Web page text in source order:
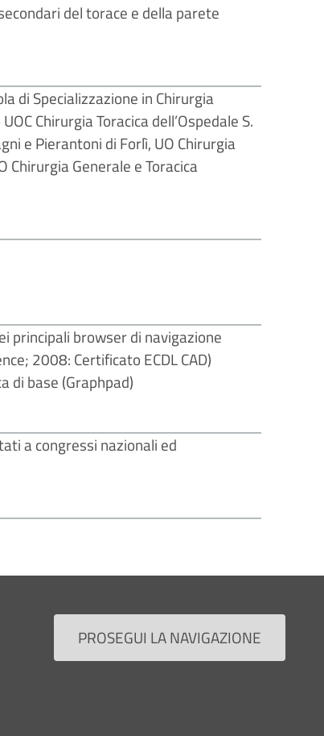
del torace e della parete
di Specializzazione in Chirurgia
Chirurgia Toracica dell’Ospedale S.
e Pierantoni di Forlì, UO Chirurgia
Chirurgia Generale e Toracica
browser di navigazione
2008: Certificato ECDL CAD)
di base (Graphpad)
a congressi nazionali ed
PROSEGUI LA NAVIGAZIONE